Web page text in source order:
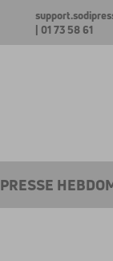
| 01 73 58 61
PRESSE